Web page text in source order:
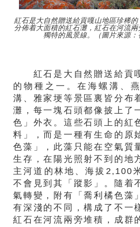
紅石是大自然贈送給貢嘎山地區珍稀
分佈着大面積的紅石灘，紅石在河流
獨特的風景線。（圖片來源：
紅石是大自然贈送給貢
的物種之一。在海螺溝、
溝、雅家埂等景區裏皆分布
灘，每一塊石頭都像披上了
色」外衣。這些石頭上的紅
料」，而是一種有生命的原
色藻」，此藻只能在空氣質
生存，在陽光照射不到的地
主河道的林地、海拔2,100
不會見到其「蹤影」。隨着
氣轉變，附有「喬利橘色藻
有深淺的不同，構成了不一
紅石在河流兩旁堆積，成群